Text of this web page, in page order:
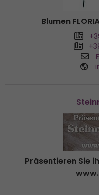
Blumen
Präsentieren Sie